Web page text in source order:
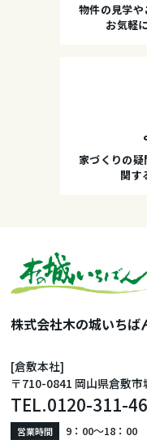
物件の見学
お気軽
家づくりの
関す
株式会社木の城いちば
[倉敷本社]
〒710-0841 岡山県倉敷
TEL.0120-311-
営業時間 9：00〜18：00